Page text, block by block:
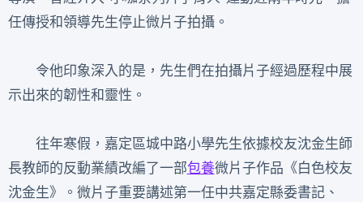
任傳授和領導先生停止微片子拍攝。
令他印象深入的是，先生們在拍攝片子經過歷程中展
示出來的韌性和靈性。
往年寒假，嘉定區城中路小學先生依據校友沈金生師
長教師的反動業績改編了一部包養微片子作品《白色校友
沈金生》。微片子重要講述第一任中共嘉定縣委書記、